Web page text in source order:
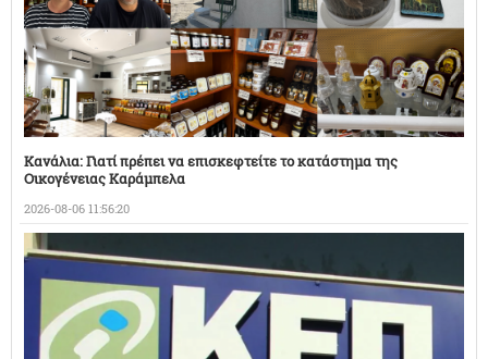
Κανάλια: Γιατί πρέπει να επισκεφτείτε το κατάστημα της
Οικογένειας Καράμπελα
2026-08-06 11:56:20